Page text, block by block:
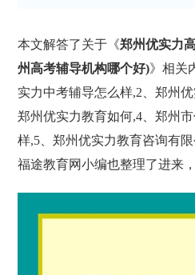
本文解答了关于《郑州优实力
州高考辅导机构哪个好)》相关
实力中考辅导怎么样,2、郑州
郑州优实力教育如何,4、郑州
样,5、郑州优实力教育咨询有
福途教育网小编也整理了进来